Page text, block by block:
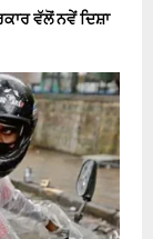
ਵੱਲੋਂ ਨਵੇਂ ਦਿਸ਼ਾ